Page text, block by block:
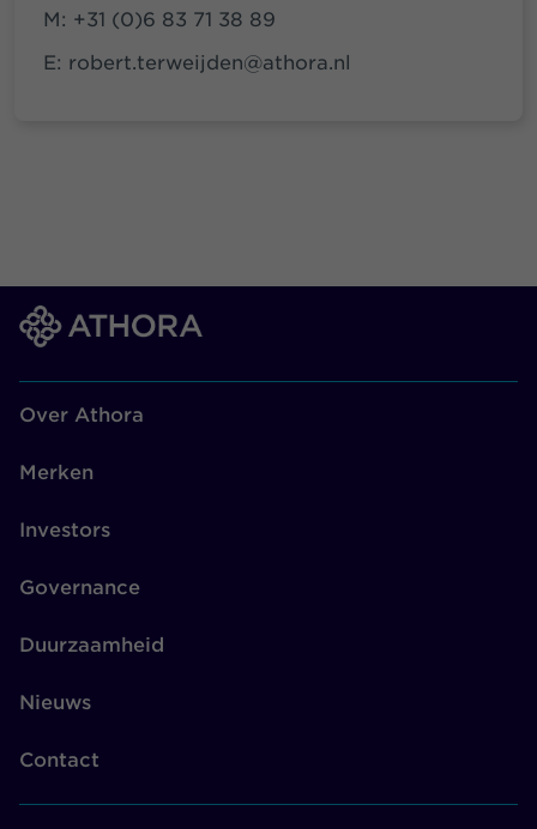
M: +31 (0)6 83 71 38 89
E: robert.terweijden@athora.nl
Over Athora
Merken
Investors
Governance
Duurzaamheid
Nieuws
Contact